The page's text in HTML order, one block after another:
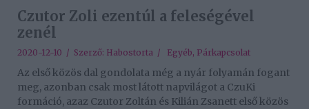
Czutor Zoli ezentúl a feleségével
zenél
2020-12-10 / Szerző: Habostorta / Egyéb, Párkapcsolat
Az első közös dal gondolata még a nyár folyamán fogant
meg, azonban csak most látott napvilágot a CzuKi
formáció, azaz Czutor Zoltán és Kilián Zsanett első közös